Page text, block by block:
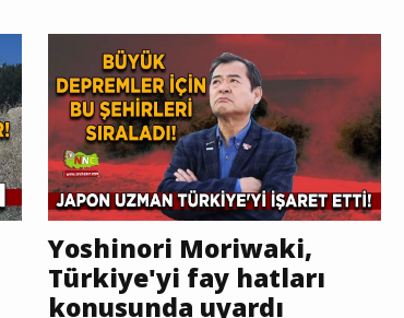
Yoshinori Moriwaki,
Türkiye'yi fay hatları
konusunda uyardı